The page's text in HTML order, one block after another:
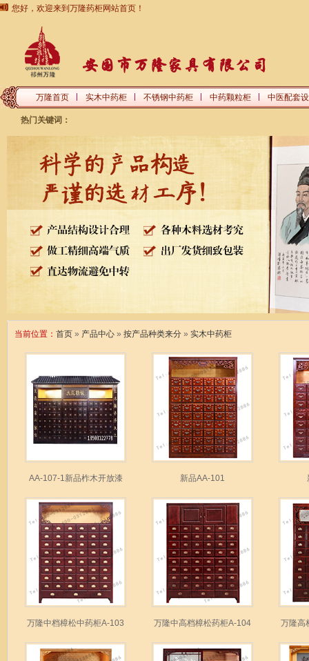
您好，欢迎来到万隆药柜网站首页！
万隆首页 实木中药柜 不锈钢中药柜 中药颗粒柜 中医配套
热门关键词：
当前位置： 首页 » 产品中心 » 按产品种类来分 » 实木中药柜
AA-107-1新品柞木开放漆 新品AA-101
万隆中档樟松中药柜A-103 万隆中高档樟松药柜A-104 万隆高